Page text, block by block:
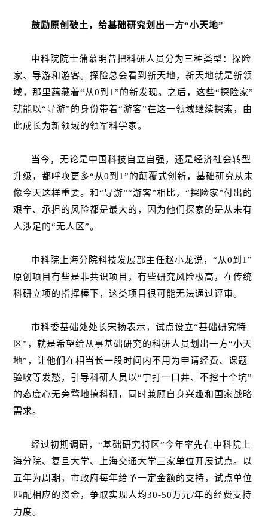
鼓励原创破土，给基础研究划出一方“小天地”
中科院院士蒲慕明曾把科研人员分为三种类型：探险
家、导游和游客。探险总会看到新天地，新天地就是新领
域，那里蕴藏着“从0到1”的新发现。之后，这些“探险家”
就能以“导游”的身份带着“游客”在这一领域继续探索，由
此成长为新领域的领军科学家。
当今，无论是中国科技自立自强，还是经济社会转型
升级，都呼唤更多“从0到1”的颠覆式创新，基础研究从未
像今天这样重要。和“导游”“游客”相比，“探险家”付出的
艰辛、承担的风险都是最大的，因为他们探索的是从未有
人涉足的“无人区”。
中科院上海分院科技发展部主任赵小龙说，“从0到1”
原创项目有些是非共识项目，有些研究风险极高，在传统
科研立项的指挥棒下，这类项目很可能无法通过评审。
市科委基础处处长宋扬表示，试点设立“基础研究特
区”，就是希望给从事基础研究的科研人员划出一方“小天
地”，让他们在相当长一段时间内不用为申请经费、课题
验收等发愁，引导科研人员以“宁打一口井、不挖十个坑”
的态度心无旁骛地搞科研，同时兼顾自身兴趣和国家战略
需求。
经过初期调研，“基础研究特区”今年率先在中科院上
海分院、复旦大学、上海交通大学三家单位开展试点。以
五年为周期，市政府每年给予一定金额的支持，试点单位
匹配相应的资金，争取实现人均30-50万元/年的经费支持
力度。